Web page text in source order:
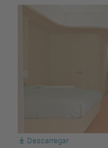
Descarregar